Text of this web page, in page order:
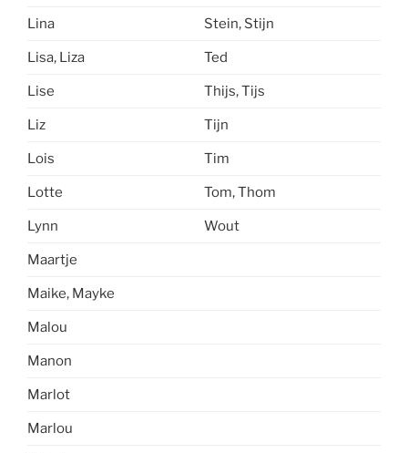
Lina Stein, Stijn
Lisa, Liza Ted
Lise Thijs, Tijs
Liz Tijn
Lois Tim
Lotte Tom, Thom
Lynn Wout
Maartje
Maike, Mayke
Malou
Manon
Marlot
Marlou